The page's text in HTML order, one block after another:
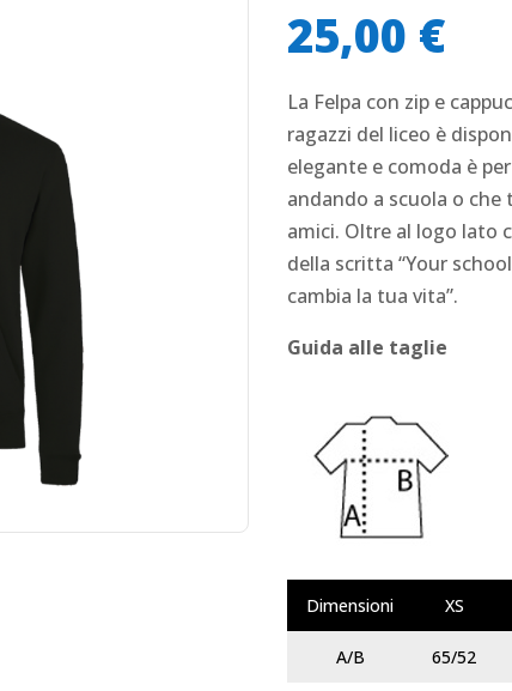
25,00 €
La Felpa con zip e
ragazzi del liceo è
elegante e comoda è
andando a scuola o
amici. Oltre al logo lato
della scritta “Your
cambia la tua vita”.
Guida alle taglie
Dimensioni XS
A/B 65/52